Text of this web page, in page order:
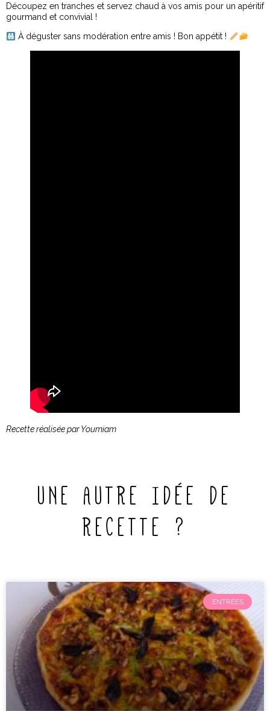
Découpez en tranches et servez chaud à vos amis pour un apéritif
gourmand et convivial !
À déguster sans modération entre amis ! Bon appétit !
Recette réalisée par Youmiam
UNE AUTRE IDÉE DE
RECETTE ?
ENTRÉES